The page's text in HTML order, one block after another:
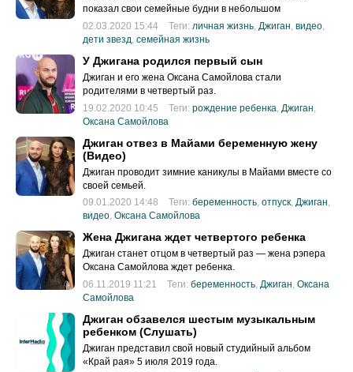
показал свои семейные будни в небольшом
видеоролике, снятом в их доме в Майами.
02.03.2020 15:44 Теги: личная жизнь, Джиган, видео,
дети звезд, семейная жизнь
У Джигана родился первый сын
Джиган и его жена Оксана Самойлова стали
родителями в четвертый раз.
19.02.2020 10:45
Теги: рождение ребенка Джиган
Оксана Самойлова
Джиган отвез в Майами беременную жену
(Видео)
Джиган проводит зимние каникулы в Майами вместе со
своей семьей.
09.01.2020 14:48
Теги: беременность, отпуск, Джиган,
видео, Оксана Самойлова
Жена Джигана ждет четвертого ребенка
Джиган станет отцом в четвертый раз — жена рэпера
Оксана Самойлова ждет ребенка.
06.11.2019 11:21
Теги: беременность, Джиган, Оксана
Самойлова
Джиган обзавелся шестым музыкальным
ребенком (Слушать)
Джиган представил свой новый студийный альбом
«Край рая» 5 июля 2019 года.